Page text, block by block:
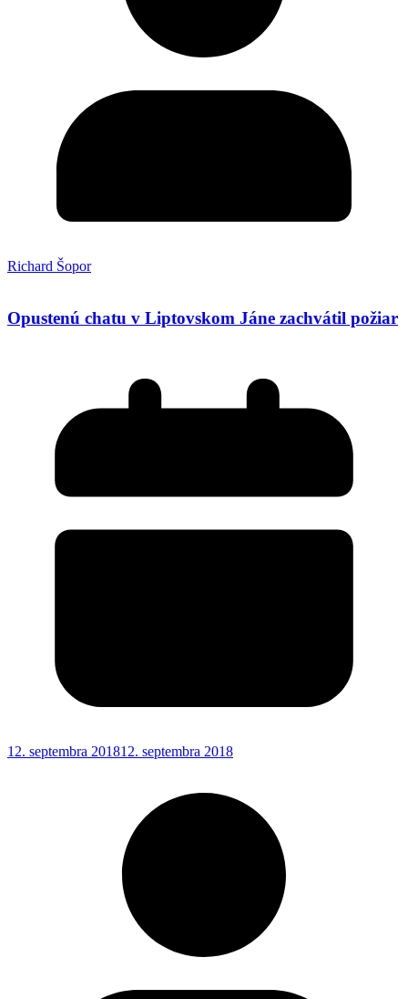
Richard Šopor
Opustenú chatu v Liptovskom Jáne zachvátil požiar
12. septembra 201812. septembra 2018